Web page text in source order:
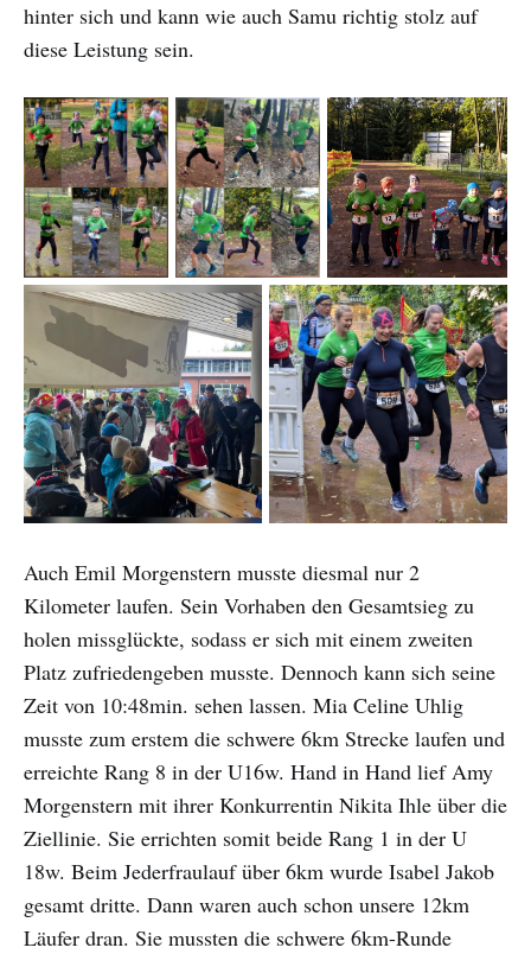
hinter sich und kann wie auch Samu richtig stolz auf
diese Leistung sein.
Auch Emil Morgenstern musste diesmal nur 2
Kilometer laufen. Sein Vorhaben den Gesamtsieg zu
holen missglückte, sodass er sich mit einem zweiten
Platz zufriedengeben musste. Dennoch kann sich seine
Zeit von 10:48min. sehen lassen. Mia Celine Uhlig
musste zum erstem die schwere 6km Strecke laufen und
erreichte Rang 8 in der U16w. Hand in Hand lief Amy
Morgenstern mit ihrer Konkurrentin Nikita Ihle über die
Ziellinie. Sie errichten somit beide Rang 1 in der U
18w. Beim Jederfraulauf über 6km wurde Isabel Jakob
gesamt dritte. Dann waren auch schon unsere 12km
Läufer dran. Sie mussten die schwere 6km-Runde